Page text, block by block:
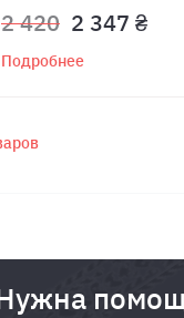
2 420 2 347 ₴
Подробнее